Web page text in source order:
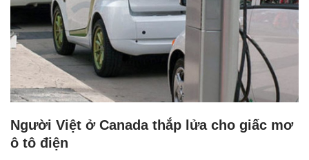
Người Việt ở Canada thắp lửa cho giấc mơ
ô tô điện